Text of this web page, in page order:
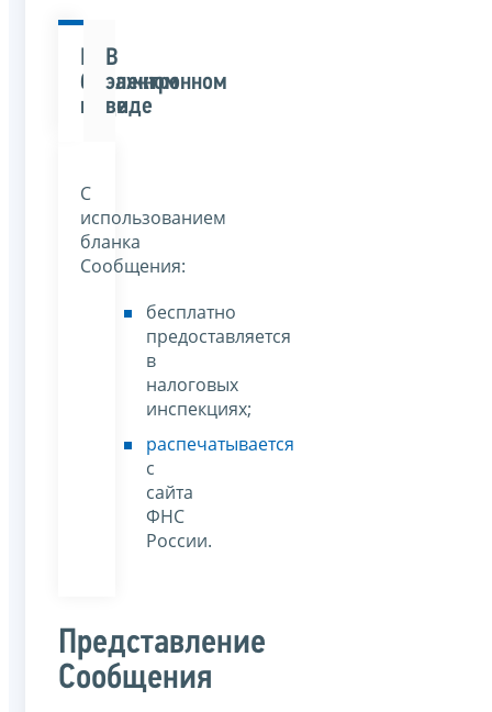
В
бумажном
виде
В
электронном
виде
C
использованием
бланка
Сообщения:
бесплатно
предоставляется
в
налоговых
инспекциях;
распечатывается
с
сайта
ФНС
России.
Представление
Сообщения